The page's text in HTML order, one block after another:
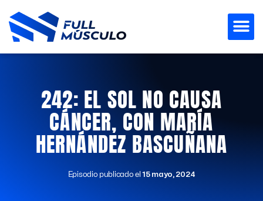
contenido
242: EL SOL NO CAUSA
CÁNCER, CON MARÍA
HERNÁNDEZ BASCUÑANA
Episodio publicado el15 mayo, 2024